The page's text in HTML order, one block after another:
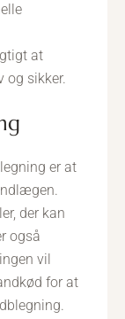
at
og sikker.
er at
der kan
også
vil
for at